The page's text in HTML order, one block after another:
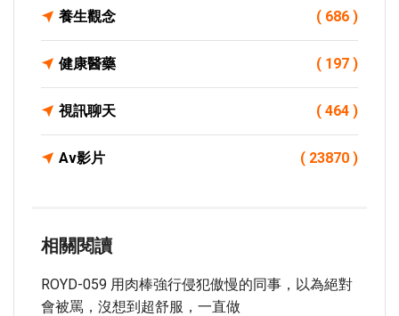
養生觀念 ( 686 )
健康醫藥 ( 197 )
視訊聊天 ( 464 )
Av影片 ( 23870 )
相關閱讀
ROYD-059 用肉棒強行侵犯傲慢的同事，以為絕對
會被罵，沒想到超舒服，一直做